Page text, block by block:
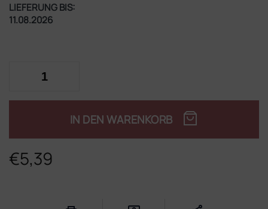
€5,39
LIEFERUNG BIS:
11.08.2026
IN DEN WARENKORB